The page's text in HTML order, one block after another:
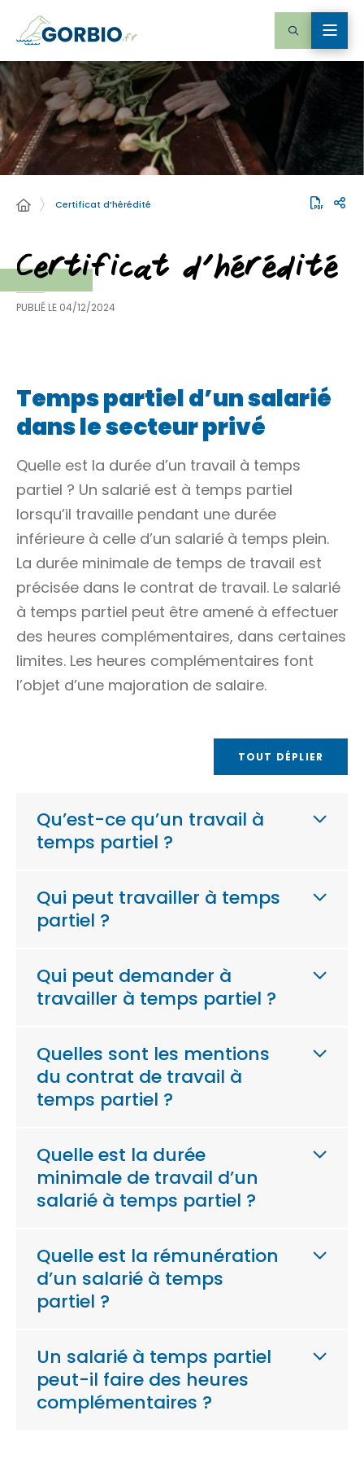
Certificat d’hérédité
Certificat d’hérédité
PUBLIÉ LE 04/12/2024
Temps partiel d’un salarié
dans le secteur privé
Quelle est la durée d’un travail à temps
partiel ? Un salarié est à temps partiel
lorsqu’il travaille pendant une durée
inférieure à celle d’un salarié à temps plein.
La durée minimale de temps de travail est
précisée dans le contrat de travail. Le salarié
à temps partiel peut être amené à effectuer
des heures complémentaires, dans certaines
limites. Les heures complémentaires font
l’objet d’une majoration de salaire.
TOUT DÉPLIER
Qu’est-ce qu’un travail à
temps partiel ?
Qui peut travailler à temps
partiel ?
Qui peut demander à
travailler à temps partiel ?
Quelles sont les mentions
du contrat de travail à
temps partiel ?
Quelle est la durée
minimale de travail d’un
salarié à temps partiel ?
Quelle est la rémunération
d’un salarié à temps
partiel ?
Un salarié à temps partiel
peut-il faire des heures
complémentaires ?